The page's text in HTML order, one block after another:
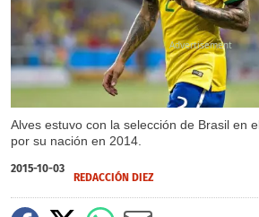
Alves estuvo con la selección de Brasil en
por su nación en 2014.
2015-10-03
REDACCIÓN DIEZ